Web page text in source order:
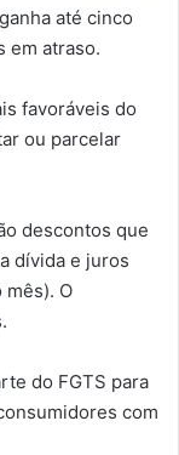
até cinco
em atraso.
favoráveis do
ou parcelar
descontos que
dívida e juros
mês). O
do FGTS para
com